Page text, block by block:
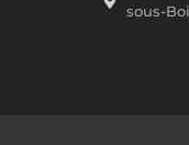
sous-